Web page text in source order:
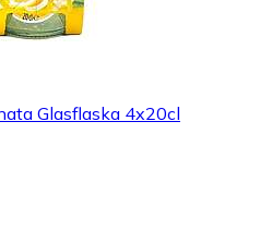
Glasflaska 4x20cl